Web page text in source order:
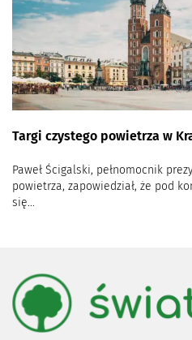
Targi czystego powietrza w
Paweł Ścigalski, pełnomocnik
powietrza, zapowiedział, że pod
się...